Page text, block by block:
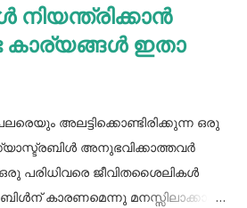
നിയന്ത്രിക്കാൻ
കാര്യങ്ങൾ ഇതാ
അലട്ടിക്കൊണ്ടിരിക്കുന്ന ഒരു
അനുഭവിക്കാത്തവർ
പരിധിവരെ ജീവിതശൈലികൾ
കാരണമെന്നു മനസ്സിലാക്കാം.